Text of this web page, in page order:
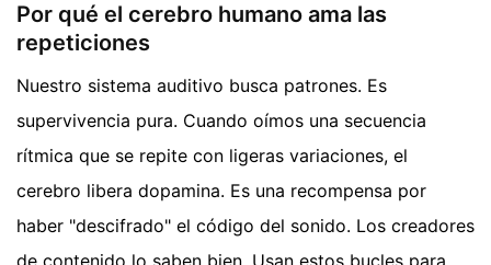
Por qué el cerebro humano ama las
repeticiones
Nuestro sistema auditivo busca patrones. Es
supervivencia pura. Cuando oímos una secuencia
rítmica que se repite con ligeras variaciones, el
cerebro libera dopamina. Es una recompensa por
haber "descifrado" el código del sonido. Los creadores